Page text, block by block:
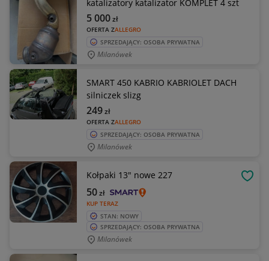
katalizatory katalizator KOMPLET 4 szt
OFERTA ZALLEGRO
5 000zł
SPRZEDAJĄCY: OSOBA PRYWATNA
Milanówek
SMART 450 KABRIO KABRIOLET DACH
silniczek slizg
OFERTA ZALLEGRO
249zł
SPRZEDAJĄCY: OSOBA PRYWATNA
Milanówek
Kołpaki 13" nowe 227
KUP TERAZ
50zł
STAN: NOWY
SPRZEDAJĄCY: OSOBA PRYWATNA
Milanówek